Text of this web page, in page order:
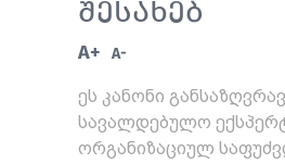
ᲨᲔᲡᲐᲮᲔᲑ
A+ A-
ეს კანონი
სავალდებულო
ორგანიზაციულ